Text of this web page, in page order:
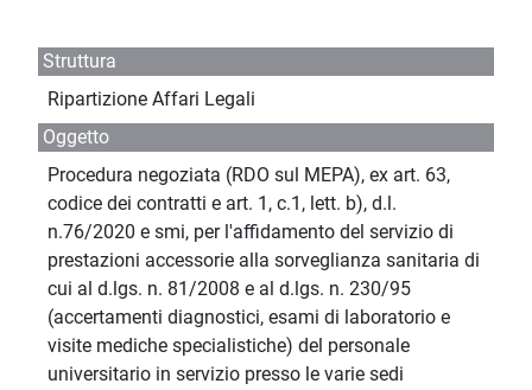
Struttura
Ripartizione Affari Legali
Oggetto
Procedura negoziata (RDO sul MEPA), ex art. 63,
codice dei contratti e art. 1, c.1, lett. b), d.l.
n.76/2020 e smi, per l'affidamento del servizio di
prestazioni accessorie alla sorveglianza sanitaria di
cui al d.lgs. n. 81/2008 e al d.lgs. n. 230/95
(accertamenti diagnostici, esami di laboratorio e
visite mediche specialistiche) del personale
universitario in servizio presso le varie sedi